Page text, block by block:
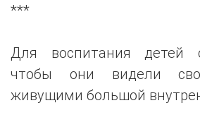
***
Для воспитания детей
чтобы они видели
живущими большой